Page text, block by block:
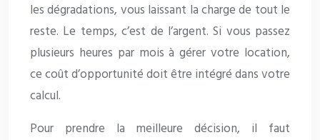
les dégradations, vous laissant la charge de tout le
reste. Le temps, c’est de l’argent. Si vous passez
plusieurs heures par mois à gérer votre location,
ce coût d’opportunité doit être intégré dans votre
calcul.
Pour prendre la meilleure décision, il faut